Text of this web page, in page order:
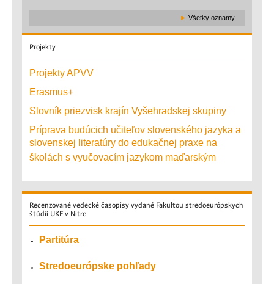
► Všetky oznamy
Projekty
Projekty APVV
Erasmus+
Slovník priezvisk krajín Vyšehradskej skupiny
Príprava budúcich učiteľov slovenského jazyka a
slovenskej literatúry do edukačnej praxe na
školách s vyučovacím jazykom maďarským
Recenzované vedecké časopisy vydané Fakultou stredoeurópskych
štúdií UKF v Nitre
Partitúra
Stredoeurópske pohľady